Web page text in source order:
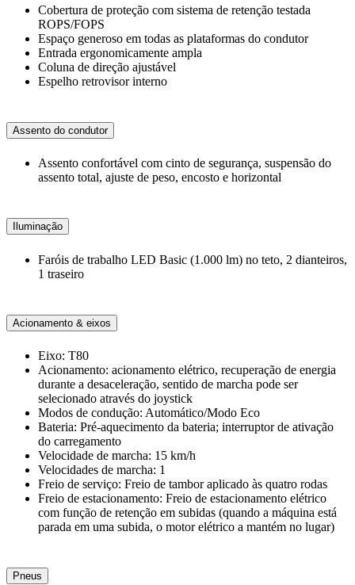
Cobertura de proteção com sistema de retenção testada
ROPS/FOPS
Espaço generoso em todas as plataformas do condutor
Entrada ergonomicamente ampla
Coluna de direção ajustável
Espelho retrovisor interno
Assento do condutor
Assento confortável com cinto de segurança, suspensão do
assento total, ajuste de peso, encosto e horizontal
Iluminação
Faróis de trabalho LED Basic (1.000 lm) no teto, 2 dianteiros,
1 traseiro
Acionamento & eixos
Eixo: T80
Acionamento: acionamento elétrico, recuperação de energia
durante a desaceleração, sentido de marcha pode ser
selecionado através do joystick
Modos de condução: Automático/Modo Eco
Bateria: Pré-aquecimento da bateria; interruptor de ativação
do carregamento
Velocidade de marcha: 15 km/h
Velocidades de marcha: 1
Freio de serviço: Freio de tambor aplicado às quatro rodas
Freio de estacionamento: Freio de estacionamento elétrico
com função de retenção em subidas (quando a máquina está
parada em uma subida, o motor elétrico a mantém no lugar)
Pneus